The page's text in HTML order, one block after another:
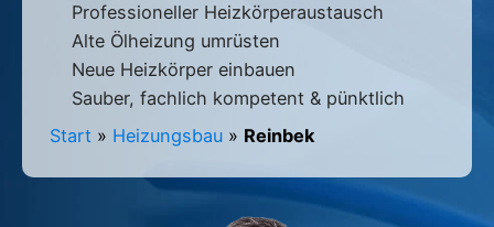
Professioneller Heizkörperaustausch
Alte Ölheizung umrüsten
Neue Heizkörper einbauen
Sauber, fachlich kompetent & pünktlich
Start » Heizungsbau » Reinbek